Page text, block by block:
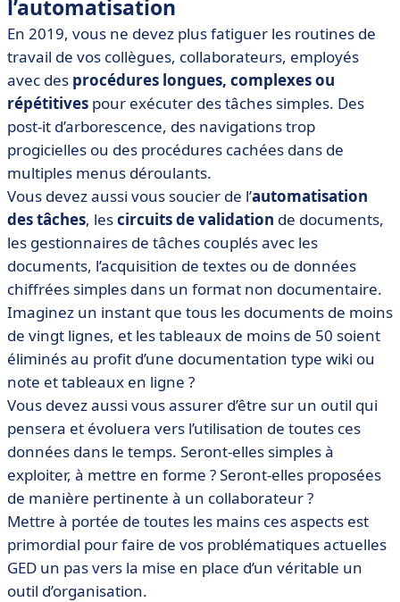
l’automatisation
En 2019, vous ne devez plus fatiguer les routines de
travail de vos collègues, collaborateurs, employés
avec des procédures longues, complexes ou
répétitives pour exécuter des tâches simples. Des
post-it d’arborescence, des navigations trop
progicielles ou des procédures cachées dans de
multiples menus déroulants.
Vous devez aussi vous soucier de l’automatisation
des tâches, lescircuits de validation de documents,
les gestionnaires de tâches couplés avec les
documents, l’acquisition de textes ou de données
chiffrées simples dans un format non documentaire.
Imaginez un instant que tous les documents de moins
de vingt lignes, et les tableaux de moins de 50 soient
éliminés au profit d’une documentation type wiki ou
note et tableaux en ligne ?
Vous devez aussi vous assurer d’être sur un outil qui
pensera et évoluera vers l’utilisation de toutes ces
données dans le temps. Seront-elles simples à
exploiter, à mettre en forme ? Seront-elles proposées
de manière pertinente à un collaborateur ?
Mettre à portée de toutes les mains ces aspects est
primordial pour faire de vos problématiques actuelles
GED un pas vers la mise en place d’un véritable un
outil d’organisation.